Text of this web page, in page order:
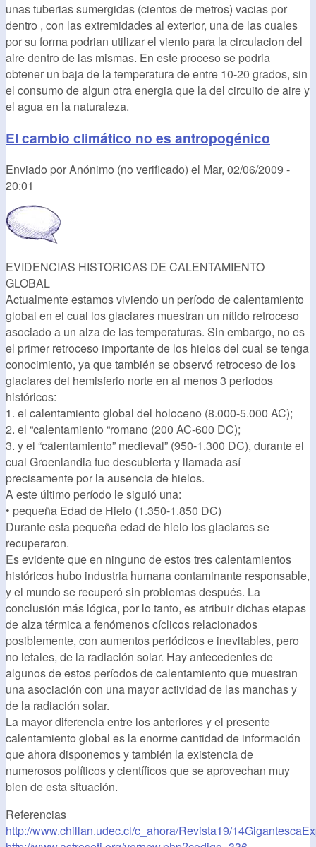
unas tuberias sumergidas (cientos de metros) vacias por
dentro , con las extremidades al exterior, una de las cuales
por su forma podrian utilizar el viento para la circulacion del
aire dentro de las mismas. En este proceso se podria
obtener un baja de la temperatura de entre 10-20 grados, sin
el consumo de algun otra energia que la del circuito de aire y
el agua en la naturaleza.
El cambio climático no es antropogénico
Enviado porAnónimo (no verificado) el Mar, 02/06/2009 -
20:01
EVIDENCIAS HISTORICAS DE CALENTAMIENTO
GLOBAL
Actualmente estamos viviendo un período de calentamiento
global en el cual los glaciares muestran un nítido retroceso
asociado a un alza de las temperaturas. Sin embargo, no es
el primer retroceso importante de los hielos del cual se tenga
conocimiento, ya que también se observó retroceso de los
glaciares del hemisferio norte en al menos 3 periodos
históricos:
1. el calentamiento global del holoceno (8.000-5.000 AC);
2. el “calentamiento “romano (200 AC-600 DC);
3. y el “calentamiento” medieval” (950-1.300 DC), durante el
cual Groenlandia fue descubierta y llamada así
precisamente por la ausencia de hielos.
A este último período le siguió una:
• pequeña Edad de Hielo (1.350-1.850 DC)
Durante esta pequeña edad de hielo los glaciares se
recuperaron.
Es evidente que en ninguno de estos tres calentamientos
históricos hubo industria humana contaminante responsable,
y el mundo se recuperó sin problemas después. La
conclusión más lógica, por lo tanto, es atribuir dichas etapas
de alza térmica a fenómenos cíclicos relacionados
posiblemente, con aumentos periódicos e inevitables, pero
no letales, de la radiación solar. Hay antecedentes de
algunos de estos períodos de calentamiento que muestran
una asociación con una mayor actividad de las manchas y
de la radiación solar.
La mayor diferencia entre los anteriores y el presente
calentamiento global es la enorme cantidad de información
que ahora disponemos y también la existencia de
numerosos políticos y científicos que se aprovechan muy
bien de esta situación.
Referencias
http://www.chillan.udec.cl/c_ahora/Revista19/